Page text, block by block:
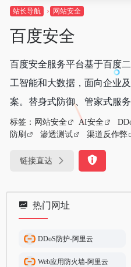
站长导航 网站安全
百度安全
百度安全服务平台基于百度
工智能和大数据，面向企业
案。替身式防御、管家式服
标签： 网站安全 AI安全
防刷
渗透测试 渠道反作弊
链接直达
热门网址
DDoS防护-阿里云
Web应用防火墙-阿里云